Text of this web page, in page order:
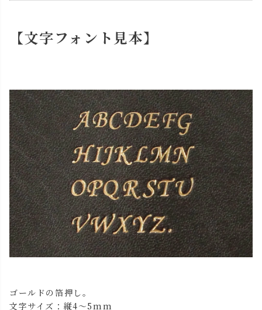
【文字フォント見本】
ゴールドの箔押し。
文字サイズ：縦4～5mm